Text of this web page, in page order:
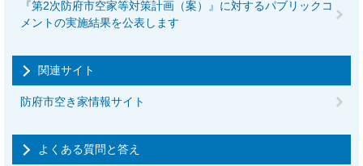
『第2次防府市空家等対策計画（案）』に対するパブリックコ
メントの実施結果を公表します
関連サイト
防府市空き家情報サイト
よくある質問と答え